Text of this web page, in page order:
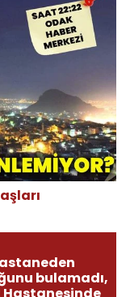
bulamadı,
Hastanesinde